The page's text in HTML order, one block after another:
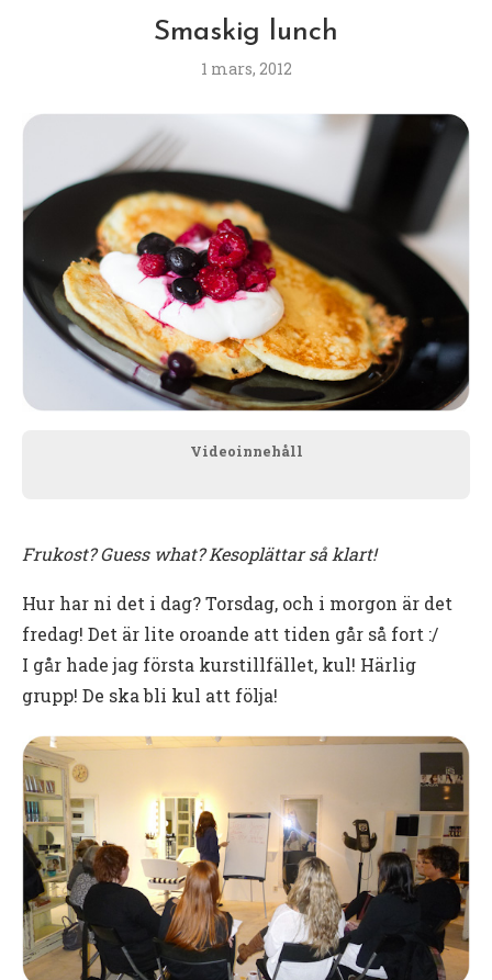
Smaskig lunch
1 mars, 2012
Videoinnehåll
Frukost? Guess what? Kesoplättar så klart!
Hur har ni det i dag? Torsdag, och i morgon är det
fredag! Det är lite oroande att tiden går så fort :/
I går hade jag första kurstillfället, kul! Härlig
grupp! De ska bli kul att följa!